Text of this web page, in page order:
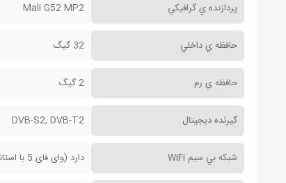
پردازنده ي گرافيکي Mali G52 MP2
حافظه ي داخلي 32 گيگ
حافظه ي رم 2 گيگ
گيرنده ديجيتال DVB-S2, DVB-T2
شبکه بي سيم WiFi دارد (وای فای 5 با استاندارد 802.11a/b/g/n/ac)